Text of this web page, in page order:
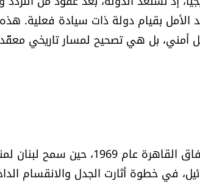
بقيام دولة ذات سيادة فعلية. هذه
أمني، بل هي تصحيح لمسار تاريخي
تعود جذور قضية السلاح الفلسطيني في لبنان إلى اتفاق
في خطوة أثارت الجدل والانقسام